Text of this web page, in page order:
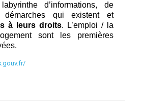
d’informations, de
qui existent et
à leurs droits. L’emploi / la
sont les premières